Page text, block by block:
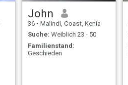
John
36 • Malindi, Coast, Kenia
Suche: Weiblich 23 - 50
Familienstand:
Geschieden